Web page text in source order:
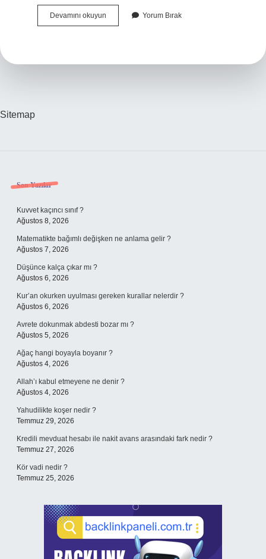
Devamını okuyun Hızlanma
Için
Yorum Bırak
Sitemap
Sidebar
Son Yazılar
Kuvvet kaçıncı sınıf ?
Ağustos 8, 2026
Matematikte bağımlı değişken ne anlama gelir ?
Ağustos 7, 2026
Düşünce kalça çıkar mı ?
Ağustos 6, 2026
Kur’an okurken uyulması gereken kurallar nelerdir ?
Ağustos 6, 2026
Avrete dokunmak abdesti bozar mı ?
Ağustos 5, 2026
Ağaç hangi boyayla boyanır ?
Ağustos 4, 2026
Allah’ı kabul etmeyene ne denir ?
Ağustos 4, 2026
Yahudilikte koşer nedir ?
Temmuz 29, 2026
Kredili mevduat hesabı ile nakit avans arasındaki fark nedir ?
Temmuz 27, 2026
Kör vadi nedir ?
Temmuz 25, 2026